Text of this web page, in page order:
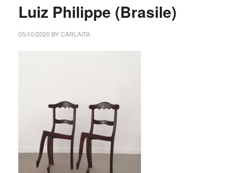
Luiz Philippe (Brasile)
05/10/2020 BYCARLAITA